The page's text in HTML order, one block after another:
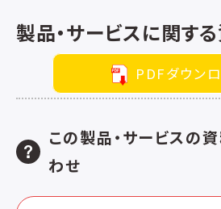
製品・サービスに関す
PDFダウン
この製品・サービスの
わせ